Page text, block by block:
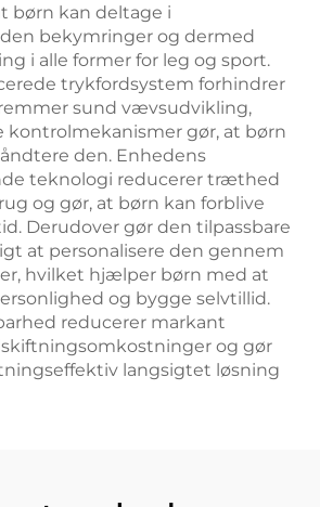
børn kan deltage i
bekymringer og dermed
i alle former for leg og sport.
trykfordsystem forhindrer
sund vævsudvikling,
kontrolmekanismer gør, at børn
den. Enhedens
teknologi reducerer træthed
og gør, at børn kan forblive
Derudover gør den tilpassbare
at personalisere den gennem
hvilket hjælper børn med at
og bygge selvtillid.
reducerer markant
og gør
langsigtet løsning